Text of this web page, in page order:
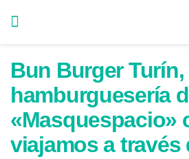
Bun Burger Turín,
hamburguesería
«Masquespacio»
viajamos a través